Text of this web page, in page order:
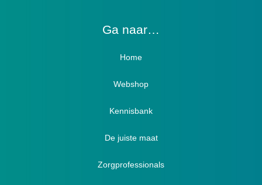
Ga naar…
Home
Webshop
Verbandschoenen / Verbandsloffen
Luxe verbandschoenen / stretch (Hallux)
Diabetici
Kennisbank
Diabetici
Oedeem
De juiste maat
Zorgprofessionals